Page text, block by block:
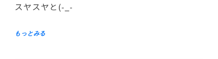
スヤスヤと(-_-